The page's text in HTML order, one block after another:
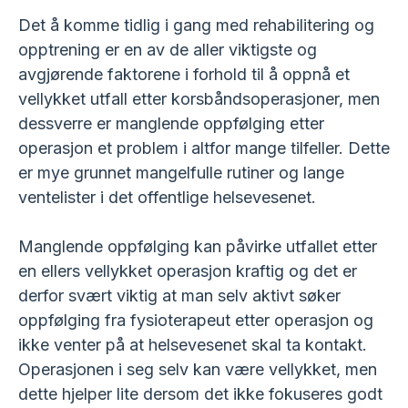
Det å komme tidlig i gang med rehabilitering og
opptrening er en av de aller viktigste og
avgjørende faktorene i forhold til å oppnå et
vellykket utfall etter korsbåndsoperasjoner, men
dessverre er manglende oppfølging etter
operasjon et problem i altfor mange tilfeller. Dette
er mye grunnet mangelfulle rutiner og lange
ventelister i det offentlige helsevesenet.
Manglende oppfølging kan påvirke utfallet etter
en ellers vellykket operasjon kraftig og det er
derfor svært viktig at man selv aktivt søker
oppfølging fra fysioterapeut etter operasjon og
ikke venter på at helsevesenet skal ta kontakt.
Operasjonen i seg selv kan være vellykket, men
dette hjelper lite dersom det ikke fokuseres godt